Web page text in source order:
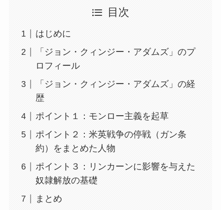
目次
はじめに
「ジョン・クィンジー・アダムズ」のプ
ロフィール
「ジョン・クィンジー・アダムズ」の経
歴
ポイント１：モンロー主義を起草
ポイント２：米英戦争の停戦（ガン条
約）をまとめた人物
ポイント３：リンカーンに影響を与えた
奴隷解放の基礎
まとめ